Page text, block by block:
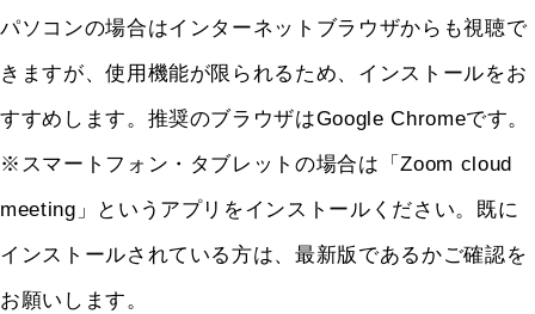
パソコンの場合はインターネットブラウザからも視聴で
きますが、使用機能が限られるため、インストールをお
すすめします。推奨のブラウザはGoogle Chromeです。
※スマートフォン・タブレットの場合は「Zoom cloud
meeting」というアプリをインストールください。既に
インストールされている方は、最新版であるかご確認を
お願いします。